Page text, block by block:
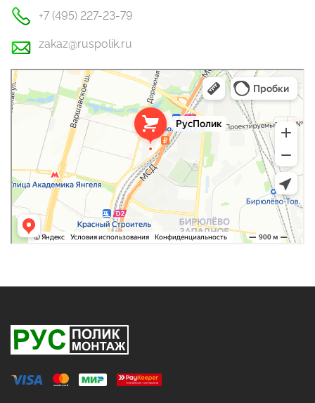
+7 (495) 227-23-79
zakaz@ruspolik.ru
РусПолик
Оргстекло, поликарбонат в Москве
Строительные и отделочные работы в Москве